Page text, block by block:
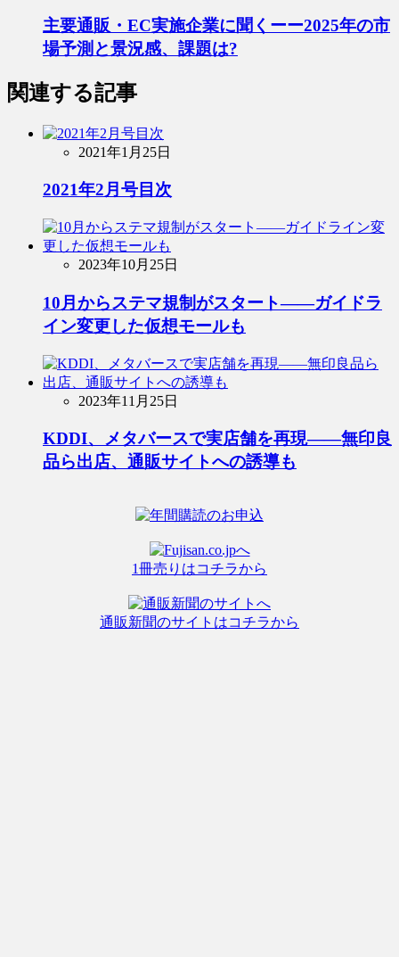
主要通販・EC実施企業に聞くーー2025年の市
場予測と景況感、課題は?
関連する記事
2021年1月25日
2021年2月号目次
2023年10月25日
10月からステマ規制がスタート――ガイドラ
イン変更した仮想モールも
2023年11月25日
KDDI、メタバースで実店舗を再現――無印良
品ら出店、通販サイトへの誘導も
1冊売りはコチラから
通販新聞のサイトはコチラから